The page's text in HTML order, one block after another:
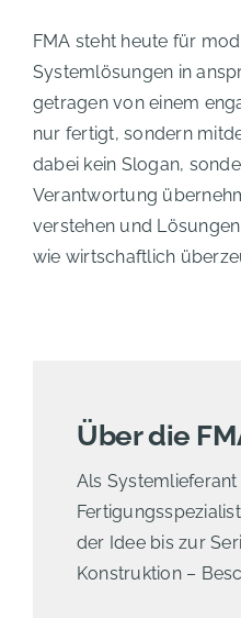
FMA steht heute für
Systemlösungen in
getragen von einem
nur fertigt, sondern
dabei kein Slogan,
Verantwortung
verstehen und
wie wirtschaftlich
Über die
Als Systemlieferant
der Idee bis zur
Konstruktion –